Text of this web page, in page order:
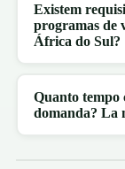
Existem
programas de
África do Sul?
Quanto tempo
domanda? La